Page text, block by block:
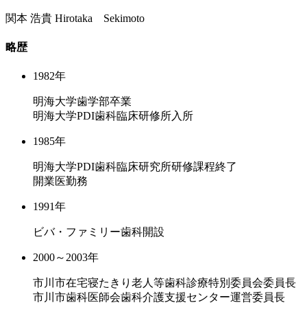
関本 浩貴 Hirotaka Sekimoto
略歴
1982年
明海大学歯学部卒業
明海大学PDI歯科臨床研修所入所
1985年
明海大学PDI歯科臨床研究所研修課程終了
開業医勤務
1991年
ビバ・ファミリー歯科開設
2000～2003年
市川市在宅寝たきり老人等歯科診療特別委員会委員長
市川市歯科医師会歯科介護支援センター運営委員長